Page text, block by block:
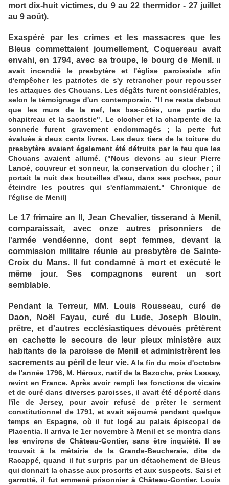
mort dix-huit victimes, du 9 au 22 thermidor - 27 juillet
au 9 août).
Exaspéré par les crimes et les massacres que les
Bleus commettaient journellement, Coquereau avait
envahi, en 1794, avec sa troupe, le bourg de Menil.Il
avait incendié le presbytère et l'église paroissiale afin
d'empêcher les patriotes de s'y retrancher pour repousser
les attaques des Chouans. Les dégâts furent considérables,
selon le témoignage d'un contemporain. "Il ne resta debout
que les murs de la nef, les bas-côtés, une partie du
chapitreau et la sacristie". Le clocher et la charpente de la
sonnerie furent gravement endommagés ; la perte fut
évaluée à deux cents livres. Les deux tiers de la toiture du
presbytère avaient également été détruits par le feu que les
Chouans avaient allumé. ("Nous devons au sieur Pierre
Lanoé, couvreur et sonneur, la conservation du clocher ; il
portait la nuit des bouteilles d'eau, dans ses poches, pour
éteindre les poutres qui s'enflammaient." Chronique de
l'église de Menil)
Le 17 frimaire an II, Jean Chevalier, tisserand à Menil,
comparaissait, avec onze autres prisonniers de
l'armée vendéenne, dont sept femmes, devant la
commission militaire réunie au presbytère de Sainte-
Croix du Mans. Il fut condamné à mort et exécuté le
même jour. Ses compagnons eurent un sort
semblable.
Pendant la Terreur, MM. Louis Rousseau, curé de
Daon, Noël Fayau, curé du Lude, Joseph Blouin,
prêtre, et d'autres ecclésiastiques dévoués prêtèrent
en cachette le secours de leur pieux ministère aux
habitants de la paroisse de Menil et administrèrent les
sacrements au péril de leur vie. A la fin du mois d'octobre
de l'année 1796, M. Héroux, natif de la Bazoche, près Lassay,
revint en France. Après avoir rempli les fonctions de vicaire
et de curé dans diverses paroisses, il avait été déporté dans
l'île de Jersey, pour avoir refusé de prêter le serment
constitutionnel de 1791, et avait séjourné pendant quelque
temps en Espagne, où il fut logé au palais épiscopal de
Placentia. Il arriva le 1er novembre à Menil et se montra dans
les environs de Château-Gontier, sans être inquiété. Il se
trouvait à la métairie de la Grande-Beucheraie, dite de
Racappé, quand il fut surpris par un détachement de Bleus
qui donnait la chasse aux proscrits et aux suspects. Saisi et
garrotté, il fut emmené prisonnier à Château-Gontier. Louis